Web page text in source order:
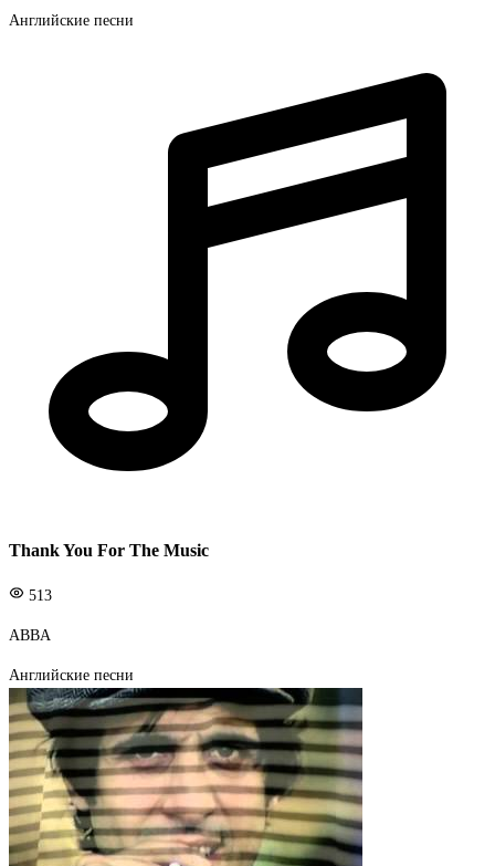
Английские песни
Thank You For The Music
513
ABBA
Английские песни